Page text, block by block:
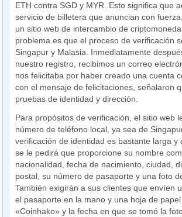
ETH contra SGD y MYR. Esto significa que
servicio de billetera que anuncian con
un sitio web de intercambio de
problema es que el proceso de verificación
Singapur y Malasia. Inmediatamente
nuestro registro, recibimos un correo
nos felicitaba por haber creado una cuenta
con el mensaje de felicitaciones, señalaron
pruebas de identidad y dirección.
Para propósitos de verificación, el sitio web
número de teléfono local, ya sea de
verificación de identidad es bastante larga y
se le pedirá que proporcione su nombre
nacionalidad, fecha de nacimiento, ciudad,
postal, su número de pasaporte y una foto
También exigirán a sus clientes que envíen
el pasaporte en la mano y una hoja de
«Coinhako» y la fecha en que se tomó la